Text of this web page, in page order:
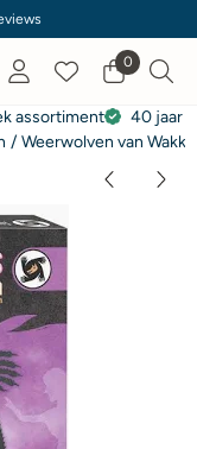
0
assortiment
40 jaar
/ Weerwolven van